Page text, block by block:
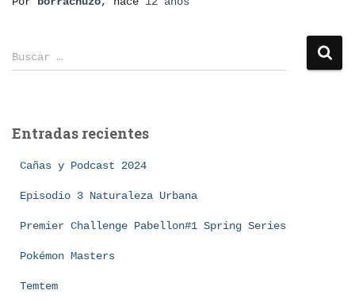
B
u
r
Buscar …
Entradas recientes
Cañas y Podcast 2024
Episodio 3 Naturaleza Urbana
Premier Challenge Pabellon#1 Spring Series
Pokémon Masters
Temtem